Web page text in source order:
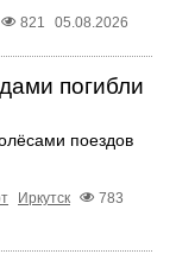
821 05.08.2026
погибли
поездов
Иркутск
783